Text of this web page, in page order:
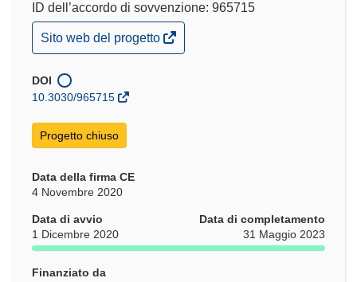
ID dell’accordo di sovvenzione: 965715
(si
apre
una
nuova
Sito web del progetto
DOI
10.3030/965715
Progetto chiuso
Data della firma CE
4 Novembre 2020
Data di avvio
1 Dicembre 2020
Data di completamento
31 Maggio 2023
Finanziato da